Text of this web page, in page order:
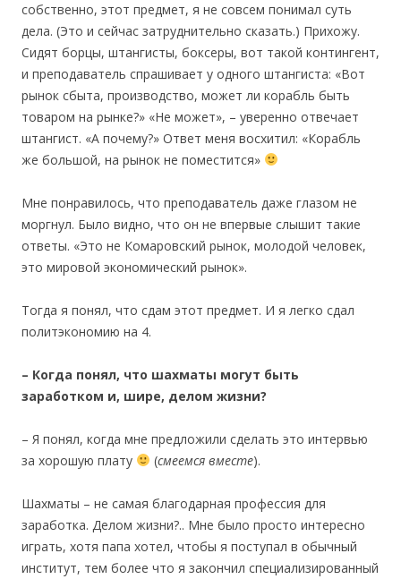
собственно, этот предмет, я не совсем понимал суть
дела. (Это и сейчас затруднительно сказать.) Прихожу.
Сидят борцы, штангисты, боксеры, вот такой контингент,
и преподаватель спрашивает у одного штангиста: «Вот
рынок сбыта, производство, может ли корабль быть
товаром на рынке?» «Не может», – уверенно отвечает
штангист. «А почему?» Ответ меня восхитил: «Корабль
же большой, на рынок не поместится»
Мне понравилось, что преподаватель даже глазом не
моргнул. Было видно, что он не впервые слышит такие
ответы. «Это не Комаровский рынок, молодой человек,
это мировой экономический рынок».
Тогда я понял, что сдам этот предмет. И я легко сдал
политэкономию на 4.
– Когда понял, что шахматы могут быть
заработком и, шире, делом жизни?
– Я понял, когда мне предложили сделать это интервью
за хорошую плату
(смеемся вместе).
Шахматы – не самая благодарная профессия для
заработка. Делом жизни?.. Мне было просто интересно
играть, хотя папа хотел, чтобы я поступал в обычный
институт, тем более что я закончил специализированный